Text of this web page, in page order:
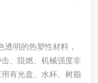
透明的热塑性材料，
、阻燃、机械强度非
有光盘、水杯、树脂